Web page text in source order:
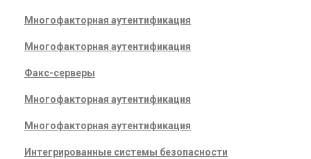
Многофакторная аутентификация
Многофакторная аутентификация
Факс-серверы
Многофакторная аутентификация
Многофакторная аутентификация
Интегрированные системы безопасности